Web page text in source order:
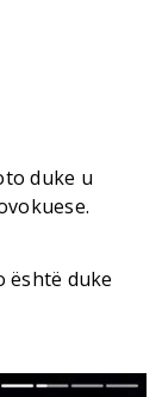
duke u
është duke